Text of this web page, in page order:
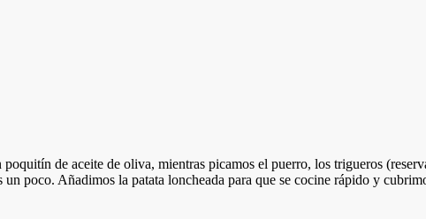
de aceite de oliva, mientras picamos el puerro, los trigueros
poco. Añadimos la patata loncheada para que se cocine rápido y